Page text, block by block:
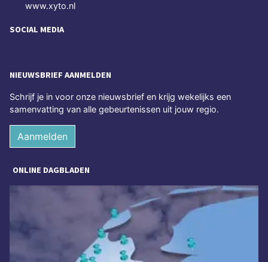
www.xyto.nl
SOCIAL MEDIA
NIEUWSBRIEF AANMELDEN
Schrijf je in voor onze nieuwsbrief en krijg wekelijks een
samenvatting van alle gebeurtenissen uit jouw regio.
Aanmelden
ONLINE DAGBLADEN